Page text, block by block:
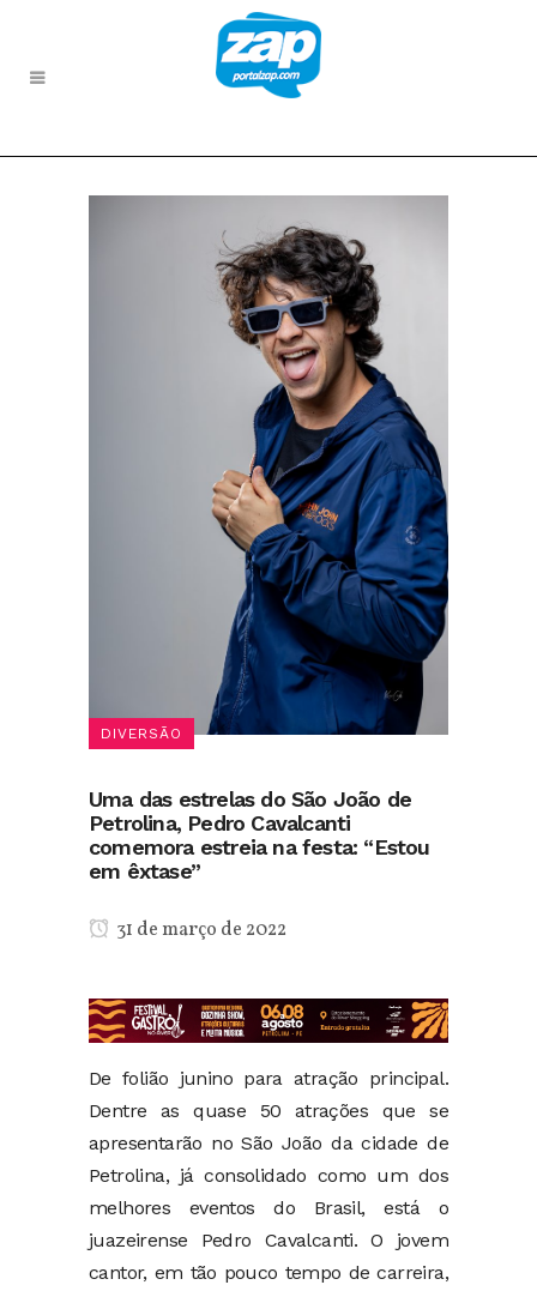
DIVERSÃO
Uma das estrelas do São João de
Petrolina, Pedro Cavalcanti
comemora estreia na festa: “Estou
em êxtase”
31 de março de 2022
De folião junino para atração principal.
Dentre as quase 50 atrações que se
apresentarão no São João da cidade de
Petrolina, já consolidado como um dos
melhores eventos do Brasil, está o
juazeirense Pedro Cavalcanti. O jovem
cantor, em tão pouco tempo de carreira,